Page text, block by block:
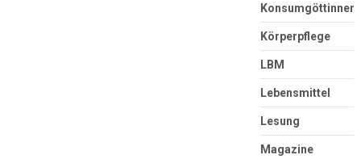
Konsumgöttinnen
Körperpflege
LBM
Lebensmittel
Lesung
Magazine